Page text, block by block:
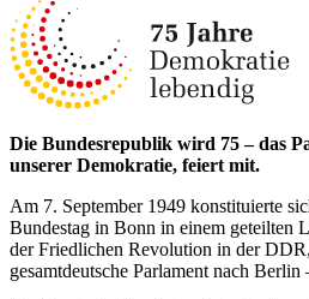
Die Bundesrepublik wird 75 – das
unserer Demokratie, feiert mit.
Am 7. September 1949 konstituierte
Bundestag in Bonn in einem geteilten
der Friedlichen Revolution in der
gesamtdeutsche Parlament nach Berlin